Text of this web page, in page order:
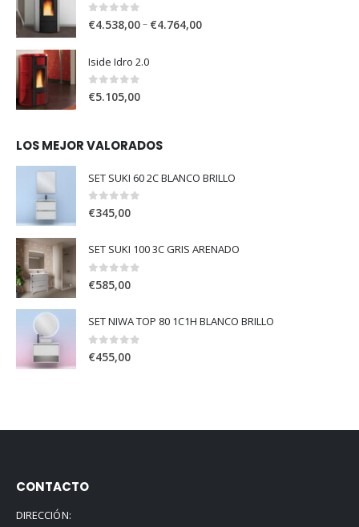
0 out of 5
€4.538,00– €4.764,00
Iside Idro 2.0
0out of 5
€5.105,00
LOS MEJOR VALORADOS
SET SUKI 60 2C BLANCO BRILLO
0out of 5
€345,00
SET SUKI 100 3C GRIS ARENADO
0out of 5
€585,00
SET NIWA TOP 80 1C1H BLANCO BRILLO
0 out of 5
€455,00
CONTACTO
DIRECCIÓN: